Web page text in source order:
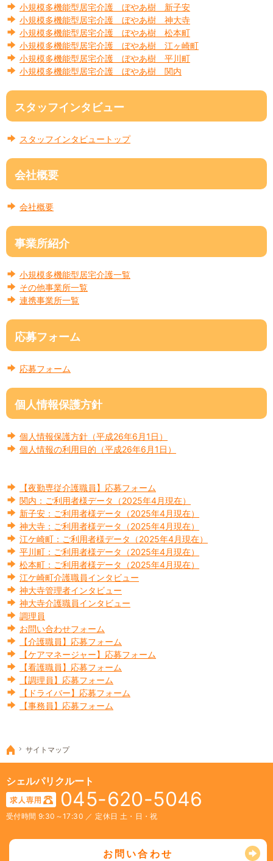
小規模多機能型居宅介護 ぼやあ樹 新子安
小規模多機能型居宅介護 ぼやあ樹 神大寺
小規模多機能型居宅介護 ぼやあ樹 松本町
小規模多機能型居宅介護 ぼやあ樹 江ヶ崎町
小規模多機能型居宅介護 ぼやあ樹 平川町
小規模多機能型居宅介護 ぼやあ樹 関内
スタッフインタビュー
スタッフインタビュートップ
会社概要
会社概要
事業所紹介
小規模多機能型居宅介護一覧
その他事業所一覧
連携事業所一覧
応募フォーム
応募フォーム
個人情報保護方針
個人情報保護方針（平成26年6月1日）
個人情報の利用目的（平成26年6月1日）
【夜勤専従介護職員】応募フォーム
関内：ご利用者様データ（2025年4月現在）
新子安：ご利用者様データ（2025年4月現在）
神大寺：ご利用者様データ（2025年4月現在）
江ケ崎町：ご利用者様データ（2025年4月現在）
平川町：ご利用者様データ（2025年4月現在）
松本町：ご利用者様データ（2025年4月現在）
江ケ崎町介護職員インタビュー
神大寺管理者インタビュー
神大寺介護職員インタビュー
調理員
お問い合わせフォーム
【介護職員】応募フォーム
【ケアマネージャー】応募フォーム
【看護職員】応募フォーム
【調理員】応募フォーム
【ドライバー】応募フォーム
【事務員】応募フォーム
ホーム
サイトマップ
シェルパリクルート
045-620-5046
受付時間 9:30～17:30 ／ 定休日 土・日・祝
お問い合わせ